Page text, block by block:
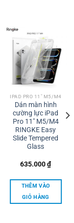
IPAD PRO 11" M5/M4
Dán màn hình
cường lực iPad
Pro 11″ M5/M4
RINGKE Easy
Slide Tempered
Glass
635.000₫
THÊM VÀO
GIỎ HÀNG